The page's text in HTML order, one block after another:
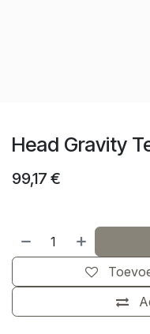
Head Gravity
99,17 €